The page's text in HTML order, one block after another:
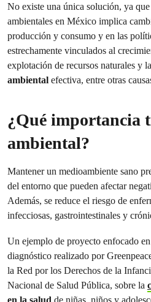
No existe una única solución, ya
ambientales en México implica
producción y consumo y en las
estrechamente vinculados al
explotación de recursos naturales y
ambiental efectiva, entre otras
¿Qué importancia
ambiental?
Mantener un medioambiente sano
del entorno que pueden afectar
Además, se reduce el riesgo de
infecciosas, gastrointestinales y
Un ejemplo de proyecto enfocado
diagnóstico realizado por
la Red por los Derechos de la
Nacional de Salud Pública, sobre la